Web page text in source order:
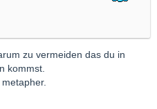
zu vermeiden das du in
kommst.